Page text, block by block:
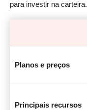
para investir na carteira.
Planos e preços
Principais recursos